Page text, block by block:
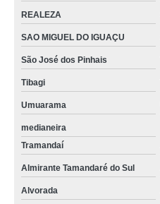
REALEZA
SAO MIGUEL DO IGUAÇU
São José dos Pinhais
Tibagi
Umuarama
medianeira
Tramandaí
Almirante Tamandaré do Sul
Alvorada